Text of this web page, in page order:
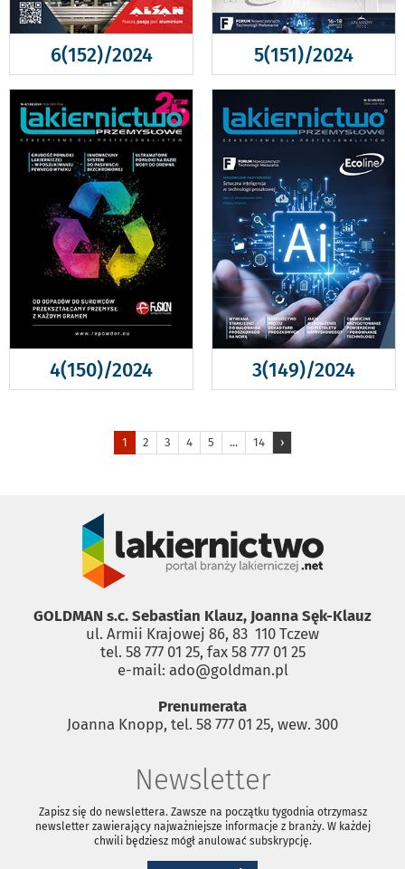
6(152)/2024 5(151)/2024
4(150)/2024 3(149)/2024
1 2 3 4 5 ... 14 ›
GOLDMAN s.c. Sebastian Klauz, Joanna Sęk-Klauz
ul. Armii Krajowej 86, 83 ­ 110 Tczew
tel. 58 777 01 25, fax 58 777 01 25
e-mail: ado@goldman.pl
Prenumerata
Joanna Knopp, tel. 58 777 01 25, wew. 300
Newsletter
Zapisz się do newslettera. Zawsze na początku tygodnia otrzymasz
newsletter zawierający najważniejsze informacje z branży. W każdej
chwili będziesz mógł anulować subskrypcję.